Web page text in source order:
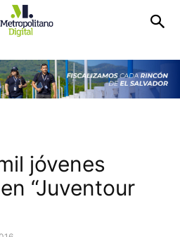
jóvenes
“Juventour